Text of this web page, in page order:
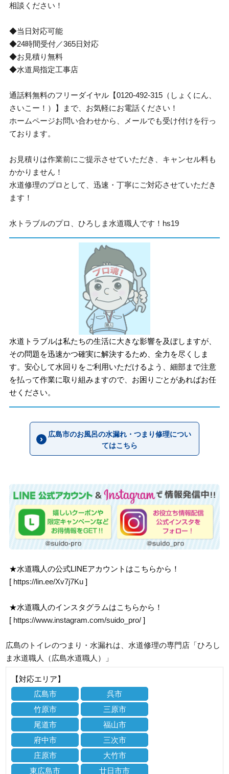
相談ください！
◆当日対応可能
◆24時間受付／365日対応
◆お見積り無料
◆水道局指定工事店
通話料無料のフリーダイヤル【0120-492-315（しょくにん、
さいこー！）】まで、お気軽にお電話ください！
ホームページお問い合わせから、メールでも受け付けを行っ
ております。
お見積りは作業前にご提示させていただき、キャンセル料も
かかりません！
水道修理のプロとして、迅速・丁寧にご対応させていただき
ます！
水トラブルのプロ、ひろしま水道職人です！hs19
水道トラブルは私たちの生活に大きな影響を及ぼしますが、
その問題を迅速かつ確実に解決するため、全力を尽くしま
す。安心して水回りをご利用いただけるよう、細部まで注意
を払って作業に取り組みますので、お困りごとがあればお任
せください。
広島市のお風呂の水漏れ・つまり修理につい
てはこちら
★水道職人の公式LINEアカウントはこちらから！
[ https://lin.ee/Xv7j7Ku ]
★水道職人のインスタグラムはこちらから！
[ https://www.instagram.com/suido_pro/ ]
広島のトイレのつまり・水漏れは、水道修理の専門店「ひろし
ま水道職人（広島水道職人）」
【対応エリア】
広島市
呉市
竹原市
三原市
尾道市
福山市
府中市
三次市
庄原市
大竹市
東広島市
廿日市市